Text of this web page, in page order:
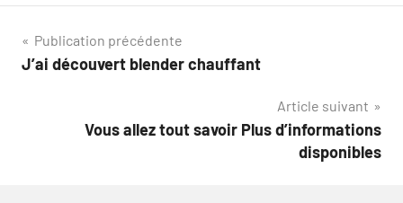
Navigation
de
Publication précédente
J’ai découvert blender chauffant
Article suivant
Vous allez tout savoir Plus d’informations
disponibles